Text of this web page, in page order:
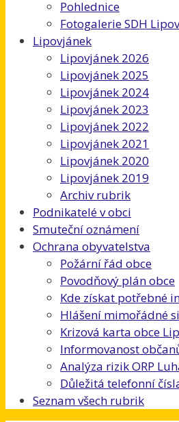
Pohlednice
Fotogalerie SDH
Lipovjánek
Lipovjánek 2026
Lipovjánek 2025
Lipovjánek 2024
Lipovjánek 2023
Lipovjánek 2022
Lipovjánek 2021
Lipovjánek 2020
Lipovjánek 2019
Archiv rubrik
Podnikatelé v obci
Smuteční oznámení
Ochrana obyvatelstva
Požární řád obce
Povodňový plán obce
Kde získat potřebné
Hlášení mimořádné
Krizová karta obce
Informovanost
Analýza rizik ORP
Důležitá telefonní
Seznam všech rubrik